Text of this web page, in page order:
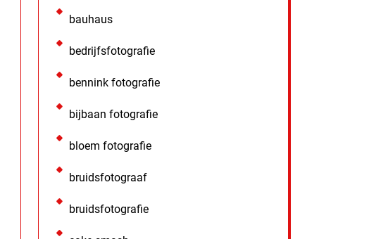
bauhaus
bedrijfsfotografie
bennink fotografie
bijbaan fotografie
bloem fotografie
bruidsfotograaf
bruidsfotografie